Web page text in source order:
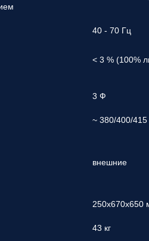
40 - 70 Гц
< 3 % (100%
3 Ф
~ 380/400/
внешние
250x670x650
43 кг